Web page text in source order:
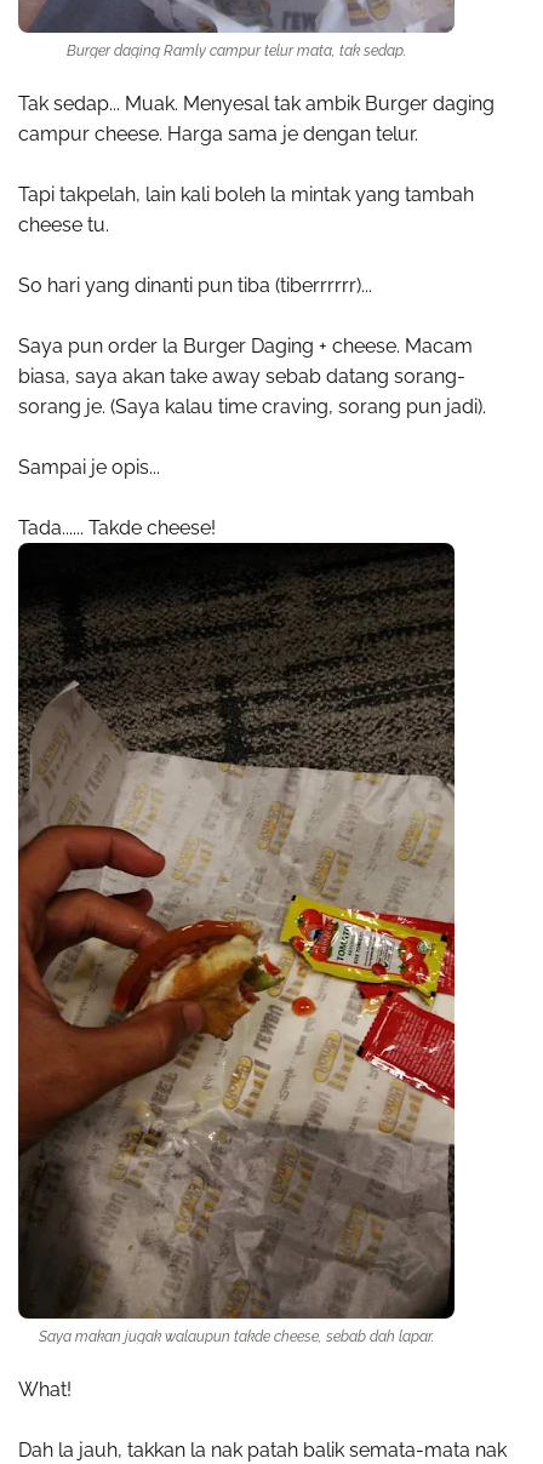
Burger daging Ramly campur telur mata, tak sedap.
Tak sedap... Muak. Menyesal tak ambik Burger daging
campur cheese. Harga sama je dengan telur.
Tapi takpelah, lain kali boleh la mintak yang tambah
cheese tu.
So hari yang dinanti pun tiba (tiberrrrrr)...
Saya pun order la Burger Daging + cheese. Macam
biasa, saya akan take away sebab datang sorang-
sorang je. (Saya kalau time craving, sorang pun jadi).
Sampai je opis...
Tada...... Takde cheese!
Saya makan jugak walaupun takde cheese, sebab dah lapar.
What!
Dah la jauh, takkan la nak patah balik semata-mata nak